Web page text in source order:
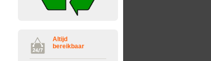
Altijd
bereikbaar